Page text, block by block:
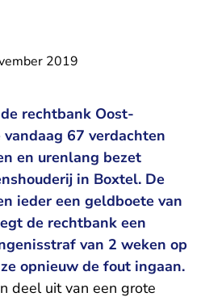
2019
rechtbank Oost-
67 verdachten
en urenlang bezet
in Boxtel. De
ieder een geldboete van
de rechtbank een
van 2 weken op
opnieuw de fout ingaan.
deel uit van een grote